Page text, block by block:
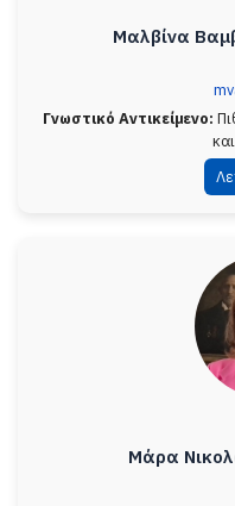
Μαλβίνα
Γνωστικό Αντικείμενο:
Μάρα